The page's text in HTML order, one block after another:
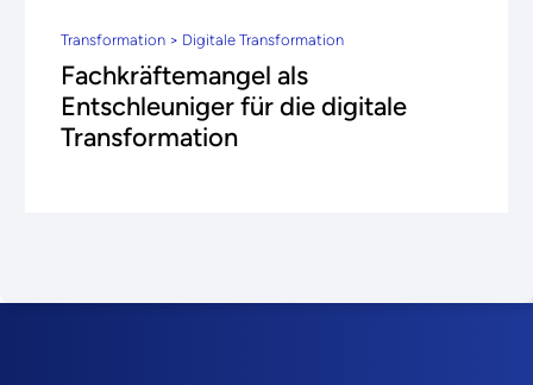
Transformation > Digitale Transformation
Fachkräftemangel als
Entschleuniger für die digitale
Transformation